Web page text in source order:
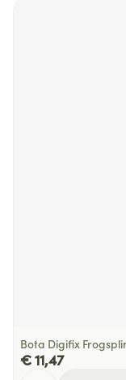
Bota Digifix
€ 11,47